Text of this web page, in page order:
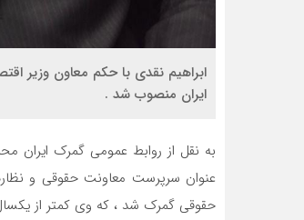
ابراهیم نقدی با حکم معاون وزیر
ایران منصوب شد .
به نقل از روابط عمومی گمرک ایران
عنوان سرپرست معاونت حقوقی و
حقوقی گمرک شد ، که وی کمتر از